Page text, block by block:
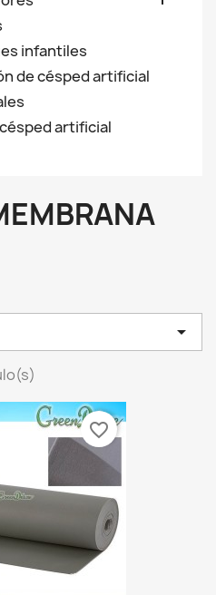
infantiles
de césped artificial
artificial

favorite_border